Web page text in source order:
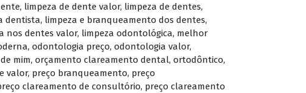
, limpeza de dente valor, limpeza de dentes,
dentista, limpeza e branqueamento dos dentes,
nos dentes valor, limpeza odontológica, melhor
, odontologia preço, odontologia valor,
mim, orçamento clareamento dental, ortodôntico,
valor, preço branqueamento, preço
clareamento de consultório, preço clareamento